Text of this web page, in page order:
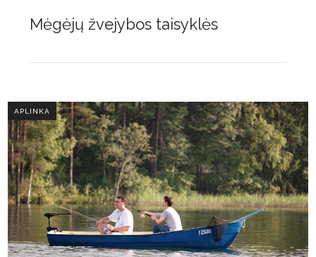
Mėgėjų žvejybos taisyklės
APLINKA